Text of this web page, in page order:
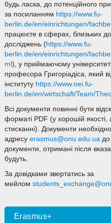
будь ласка, до потенційного
за посиланням https://www.fu-
berlin.de/en/einrichtungen/
працюєте в сферах, близьких до
досліджень (https://www.fu-
berlin.de/en/einrichtungen/
ml ), у приймаючому
професора Григоріадіса, який
інституту https://www.oei.fu-
berlin.de/en/wirtschaft/Team/
Всі документи повинні бути
форматі PDF (у хорошій
стисканні). Документи
адресу erasmus@onu.edu.uaдо
документи, отримані після
будуть.
За довідками звертатись за
мейлом
Erasmus+